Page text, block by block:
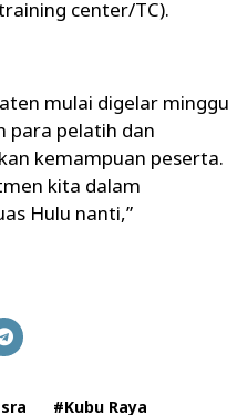
center/TC).
mulai digelar minggu
para pelatih dan
kemampuan peserta.
kita dalam
Hulu nanti,”
#Kubu Raya